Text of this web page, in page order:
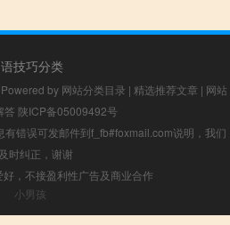
技巧分类
Powered by 网站分类目录 | 精选推荐文章 | 网站
答 陕ICP备05009492号
错误可发邮件到f_fb#foxmail.com说明，我们
时纠正，谢谢
，不接盈利性广告及商业合作
小男孩